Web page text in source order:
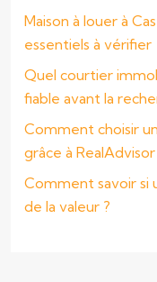
Maison à louer à
essentiels à vérifier
Quel courtier
fiable avant la
Comment choisir
grâce à RealAdvisor
Comment savoir si
de la valeur ?